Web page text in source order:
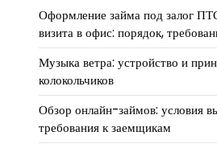
Оформление займа под залог
визита в офис: порядок,
Музыка ветра: устройство и
колокольчиков
Обзор онлайн-займов: условия
требования к заемщикам